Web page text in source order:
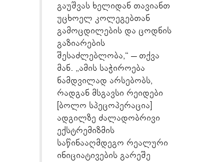
გაუშვას ხელიდან თავიანთ
უცხოელ კოლეგებთან
გამოცდილების და ცოდნის
გაზიარების
შესაძლებლობა,“ – თქვა
მან. „ამის საჭიროება
ნამდვილად არსებობს,
რადგან მსგავსი რეიდები
[ბოლო სპეცოპერაცია]
ადგილზე ძალადობრივი
ექსტრემიზმის
საწინააღმდეგო რეალური
ინიციატივების გარეშე